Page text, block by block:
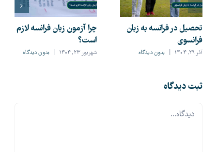
تحصیل در فرانسه به زبان
فرانسوی
آذر ۲۹, ۱۴۰۴ بدون ديدگاه
چرا آزمون زبان فرانسه لازم
است؟
شهریور ۲۳, ۱۴۰۴ بدون ديدگاه
ثبت ديدگاه
Comment